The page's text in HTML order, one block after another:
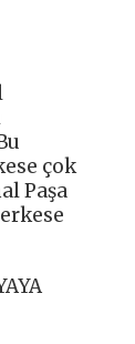
çok
Paşa